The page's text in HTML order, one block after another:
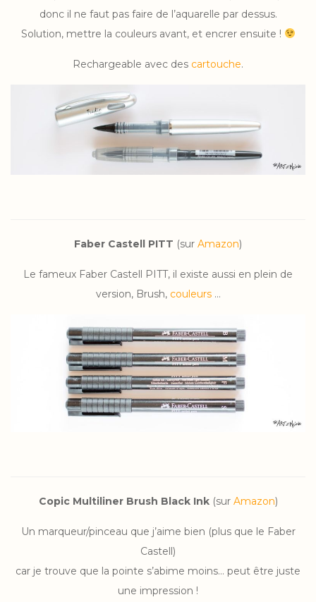
donc il ne faut pas faire de l’aquarelle par dessus.
Solution, mettre la couleurs avant, et encrer ensuite !
Rechargeable avec des cartouche.
Faber Castell PITT (sur Amazon)
Le fameux Faber Castell PITT, il existe aussi en plein de
version, Brush, couleurs…
Copic Multiliner Brush Black Ink(sur Amazon)
Un marqueur/pinceau que j’aime bien (plus que le Faber
Castell)
car je trouve que la pointe s’abime moins… peut être juste
une impression !